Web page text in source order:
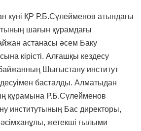
күні ҚР Р.Б.Сүлейменов атындағы
шағын қүрамдағы
астанасы әсем Баку
кірісті. Алғашқы кездесу
Шығыстану институт
басталды. Алматыдан
құрамына Р.Б.Сүлейменов
институтының Бас директоры,
жетекші ғылыми